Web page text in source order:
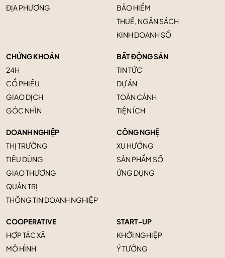
ĐỊA PHƯƠNG
BẢO HIỂM
THUẾ, NGÂN SÁCH
KINH DOANH SỐ
CHỨNG KHOÁN
24H
CỔ PHIẾU
GIAO DỊCH
GÓC NHÌN
BẤT ĐỘNG SẢN
TIN TỨC
DỰ ÁN
TOÀN CẢNH
TIỆN ÍCH
DOANH NGHIỆP
THỊ TRƯỜNG
TIÊU DÙNG
GIAO THƯƠNG
QUẢN TRỊ
THÔNG TIN DOANH NGHIỆP
CÔNG NGHỆ
XU HƯỚNG
SẢN PHẨM SỐ
ỨNG DỤNG
COOPERATIVE
HỢP TÁC XÃ
MÔ HÌNH
START-UP
KHỞI NGHIỆP
Ý TƯỞNG